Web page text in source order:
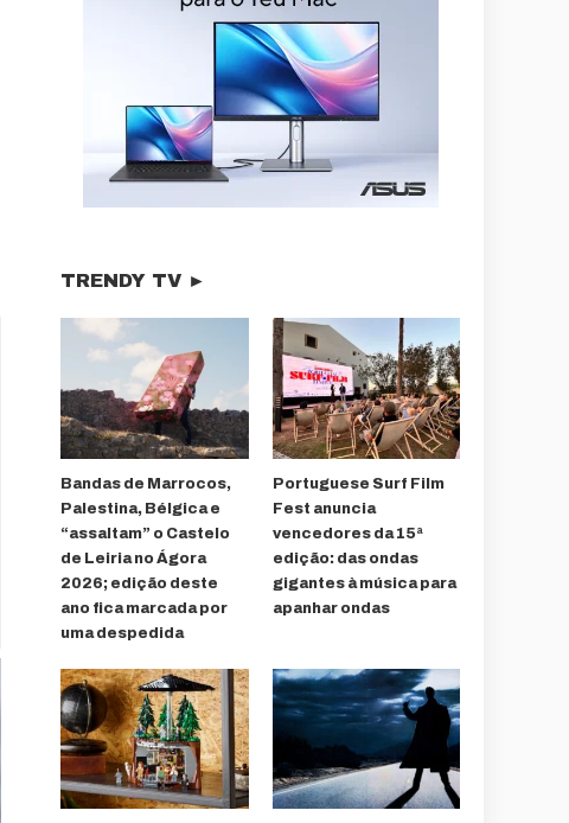
TRENDY TV ►
Bandas de Marrocos,
Palestina, Bélgica e
“assaltam” o Castelo
de Leiria no Ágora
2026; edição deste
ano fica marcada por
uma despedida
Portuguese Surf Film
Fest anuncia
vencedores da 15ª
edição: das ondas
gigantes à música para
apanhar ondas